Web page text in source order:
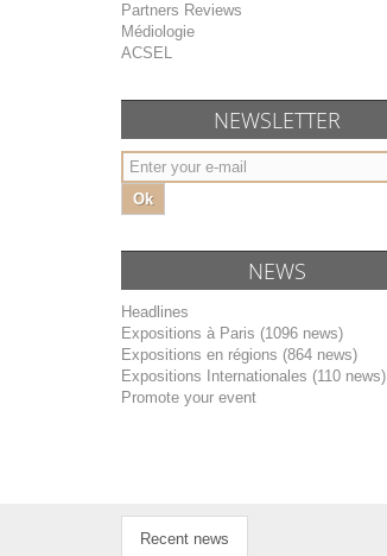
Partners Reviews
Médiologie
ACSEL
NEWSLETTER
Ok
NEWS
Headlines
Expositions à Paris (1096 news)
Expositions en régions (864 news)
Expositions Internationales (110 news)
Promote your event
Recent news